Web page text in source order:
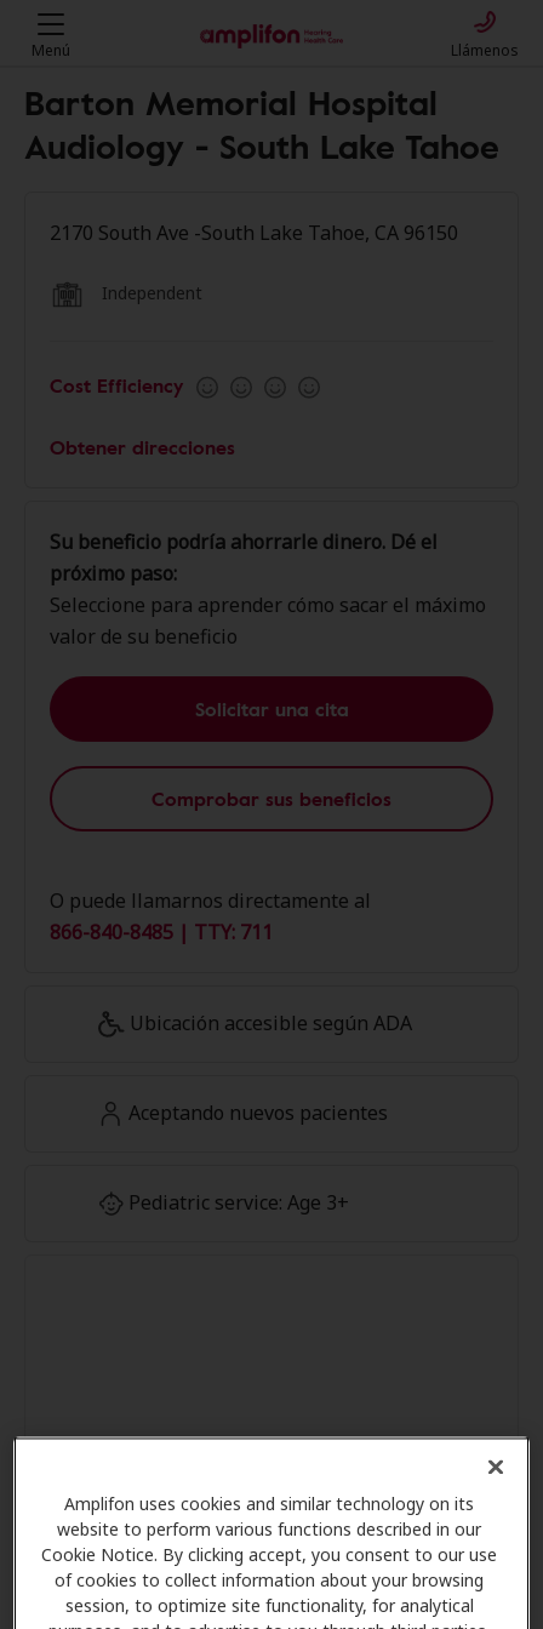
Amplifon uses cookies and similar technology on its
website to perform various functions described in our
Cookie Notice. By clicking accept, you consent to our use
of cookies to collect information about your browsing
session, to optimize site functionality, for analytical
Menú Llámenos
Barton Memorial Hospital
Audiology - South Lake Tahoe
2170 South Ave -South Lake Tahoe, CA 96150
Independent
Cost Efficiency
Obtener direcciones
Su beneficio podría ahorrarle dinero. Dé el
próximo paso:
Seleccione para aprender cómo sacar el máximo
valor de su beneficio
Solicitar una cita
Comprobar sus beneficios
O puede llamarnos directamente al
866-840-8485 | TTY: 711
Ubicación accesible según ADA
Aceptando nuevos pacientes
Pediatric service: Age 3+